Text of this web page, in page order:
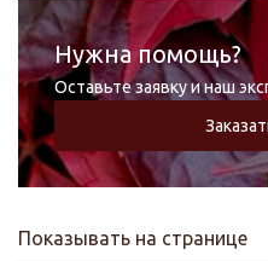
Нужна помощь?
Оставьте заявку и наш
Показывать на странице